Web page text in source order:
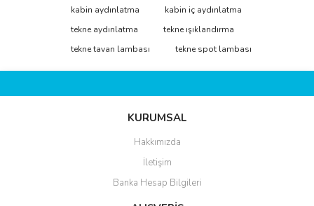
Bu ürüne ilk yorumu siz yapın!
Yorum Yaz
tarafımıza iletebilirsiniz.
Görüş ve önerileriniz için teşekkür ederiz.
Ürün fiyatı diğer sitelerden daha pahalı.
Bu ürüne benzer farklı alternatifler olmalı.
kabin aydınlatma
kabin iç aydınlatma
tekne aydınlatma
tekne ışıklandırma
tekne tavan lambası
tekne spot lambası
KURUMSAL
Hakkımızda
İletişim
Banka Hesap Bilgileri